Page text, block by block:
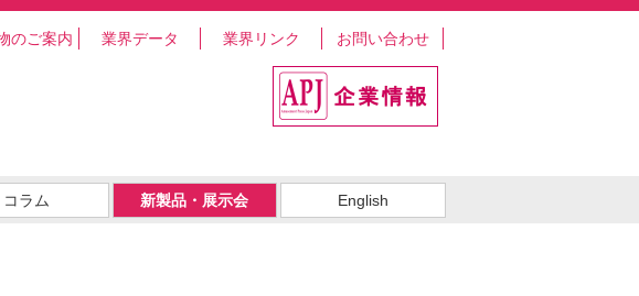
のご案内 業界データ 業界リンク お問い合わせ
コラム 新製品・展示会 English